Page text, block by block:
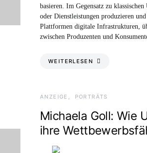
basieren. Im Gegensatz zu
oder Dienstleistungen produzieren
Plattformen digitale Infrastrukturen,
zwischen Produzenten und
WEITERLESEN
ANZEIGE PORTRÄTS
Michaela Goll: Wie
ihre